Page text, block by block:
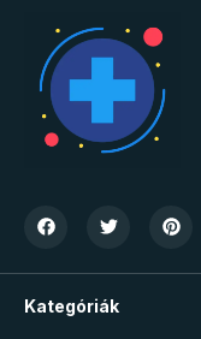
Kategóriák